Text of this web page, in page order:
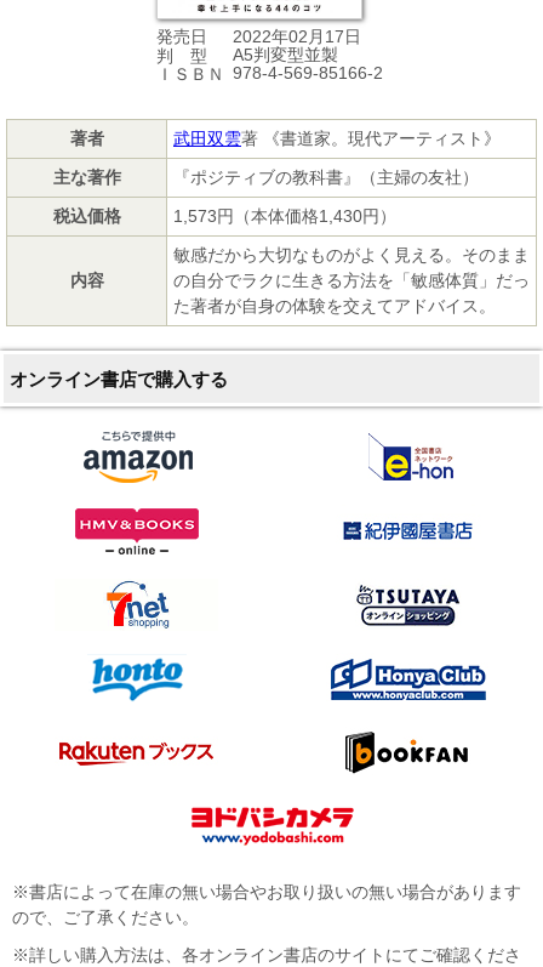
発売日
2022年02月17日
判 型
A5判変型並製
ＩＳＢＮ
978-4-569-85166-2
著者 武田双雲著 《書道家。現代アーティスト》
主な著作
『ポジティブの教科書』（主婦の友社）
税込価格
1,573円（本体価格1,430円）
内容
敏感だから大切なものがよく見える。そのまま
の自分でラクに生きる方法を「敏感体質」だっ
た著者が自身の体験を交えてアドバイス。
オンライン書店で購入する
※書店によって在庫の無い場合やお取り扱いの無い場合があります
ので、ご了承ください。
※詳しい購入方法は、各オンライン書店のサイトにてご確認くださ